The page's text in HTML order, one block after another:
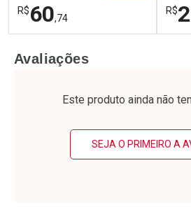
R$60,74
Laboratório
Por Menos
R$
Avaliações
Este produto ainda não
SEJA O PRIMEIRO A